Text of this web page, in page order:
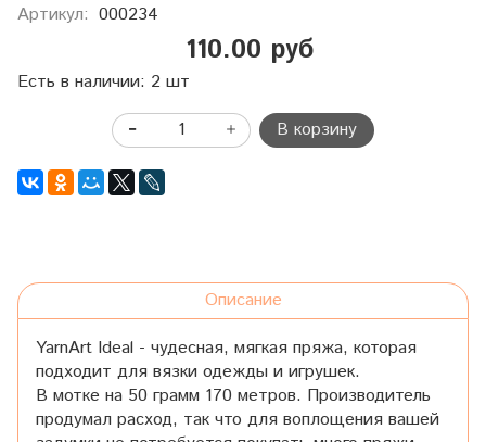
Артикул: 000234
110.00 руб
Есть в наличии: 2 шт
В корзину
Описание
YarnArt Ideal - чудесная, мягкая пряжа, которая
подходит для вязки одежды и игрушек.
В мотке на 50 грамм 170 метров. Производитель
продумал расход, так что для воплощения вашей